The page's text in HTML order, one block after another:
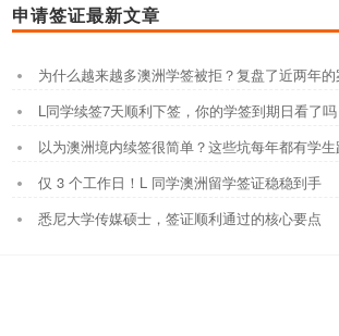
申请签证最新文章
为什么越来越多澳洲学签被拒？复盘了近两年
L同学续签7天顺利下签，你的学签到期日看了吗
以为澳洲境内续签很简单？这些坑每年都有学生
仅 3 个工作日！L 同学澳洲留学签证稳稳到手
悉尼大学传媒硕士，签证顺利通过的核心要点